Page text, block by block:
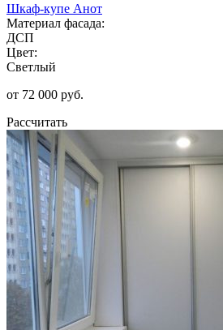
Шкаф-купе Анот
Материал фасада:
ДСП
Цвет:
Светлый
от 72 000 руб.
Рассчитать